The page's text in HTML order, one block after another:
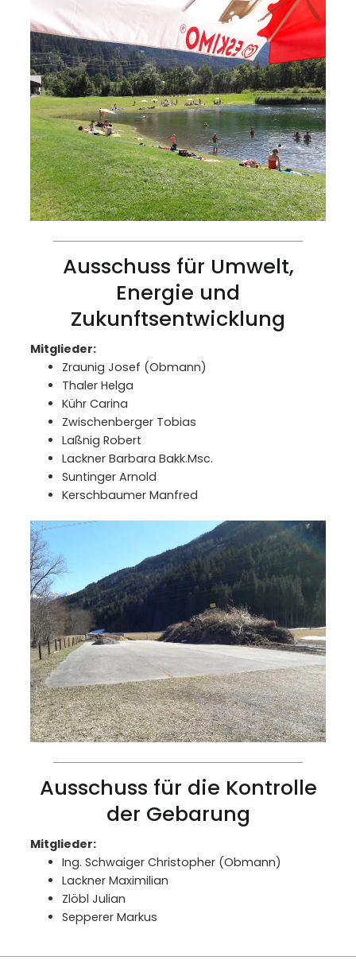
Ausschuss für Umwelt,
Energie und
Zukunftsentwicklung
Mitglieder:
Zraunig Josef (Obmann)
Thaler Helga
Kühr Carina
Zwischenberger Tobias
Laßnig Robert
Lackner Barbara Bakk.Msc.
Suntinger Arnold
Kerschbaumer Manfred
Ausschuss für die Kontrolle
der Gebarung
Mitglieder:
Ing. Schwaiger Christopher (Obmann)
Lackner Maximilian
Zlöbl Julian
Sepperer Markus